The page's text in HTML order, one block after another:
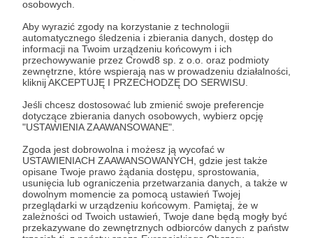
osobowych.
Aby wyrazić zgody na korzystanie z technologii
automatycznego śledzenia i zbierania danych, dostęp do
informacji na Twoim urządzeniu końcowym i ich
przechowywanie przez Crowd8 sp. z o.o. oraz podmioty
zewnętrzne, które wspierają nas w prowadzeniu działalności,
kliknij AKCEPTUJĘ I PRZECHODZĘ DO SERWISU.
Jeśli chcesz dostosować lub zmienić swoje preferencje
dotyczące zbierania danych osobowych, wybierz opcję
"USTAWIENIA ZAAWANSOWANE".
Zgoda jest dobrowolna i możesz ją wycofać w
USTAWIENIACH ZAAWANSOWANYCH, gdzie jest także
opisane Twoje prawo żądania dostępu, sprostowania,
usunięcia lub ograniczenia przetwarzania danych, a także w
dowolnym momencie za pomocą ustawień Twojej
przeglądarki w urządzeniu końcowym. Pamiętaj, że w
zależności od Twoich ustawień, Twoje dane będą mogły być
przekazywane do zewnętrznych odbiorców danych z państw
* Zapoznałem się i akceptujęRegulaminserwisu oraz
Prywatności
* Wyrażam zgodę na przetwarzanie moich danych
osobowych podanych w formularzu rejestracyjnym w celu
prawidłowego świadczenia usług serwisu Patronite.
Wyrażam zgodę na otrzymywanie drogą elektroniczną
informacji handlowych - newslettera. Opcja ta może zostać